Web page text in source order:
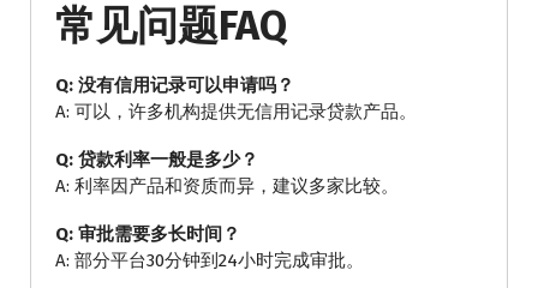
常见问题FAQ
Q: 没有信用记录可以申请吗？
A: 可以，许多机构提供无信用记录贷款产品。
Q: 贷款利率一般是多少？
A: 利率因产品和资质而异，建议多家比较。
Q: 审批需要多长时间？
A: 部分平台30分钟到24小时完成审批。